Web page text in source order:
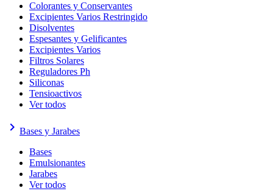
Colorantes y Conservantes
Excipientes Varios Restringido
Disolventes
Espesantes y Gelificantes
Excipientes Varios
Filtros Solares
Reguladores Ph
Siliconas
Tensioactivos
Ver todos
keyboard_arrow_right Bases y Jarabes
Bases
Emulsionantes
Jarabes
Ver todos